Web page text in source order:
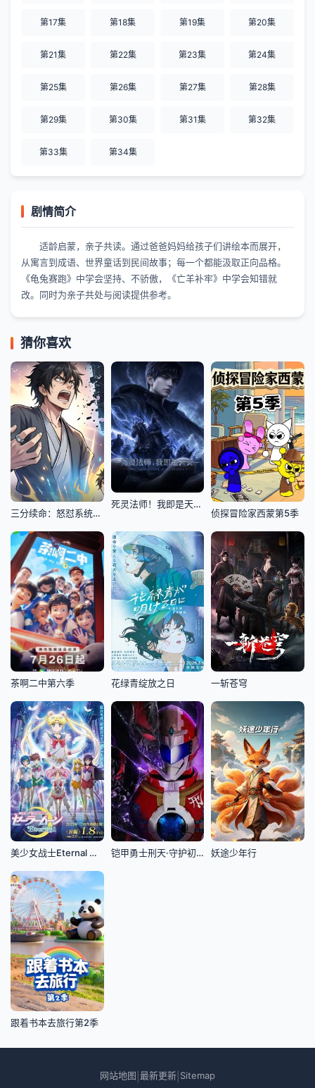
第17集 第18集 第19集 第20集
第21集 第22集 第23集 第24集
第25集 第26集 第27集 第28集
第29集 第30集 第31集 第32集
第33集 第34集
剧情简介
适龄启蒙，亲子共读。通过爸爸妈妈给孩子们讲绘本而展开，
从寓言到成语、世界童话到民间故事；每一个都能汲取正向品格。
《龟兔赛跑》中学会坚持、不骄傲，《亡羊补牢》中学会知错就
改。同时为亲子共处与阅读提供参考。
猜你喜欢
三分续命：怒怼系统，遇强则强
死灵法师！我即是天灾动漫版
侦探冒险家西蒙第5季
茶啊二中第六季 花绿青绽放之日 一斩苍穹
美少女战士Eternal 剧场版 前篇 铠甲勇士刑天·守护初心 妖途少年行
跟着书本去旅行第2季
网站地图 最新更新 Sitemap